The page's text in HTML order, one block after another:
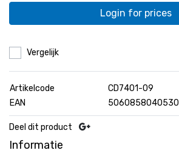
Login for prices
Vergelijk
Artikelcode
CD7401-09
EAN
5060858040530
Deel dit product
Informatie